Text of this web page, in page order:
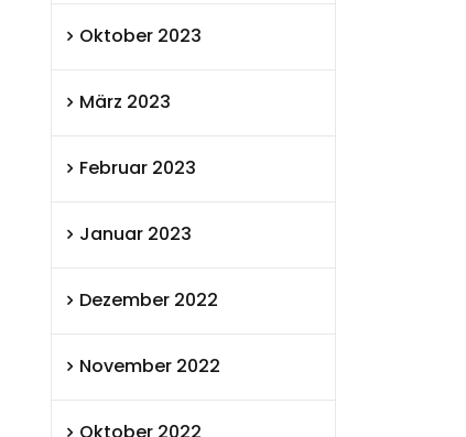
Oktober 2023
März 2023
Februar 2023
Januar 2023
Dezember 2022
November 2022